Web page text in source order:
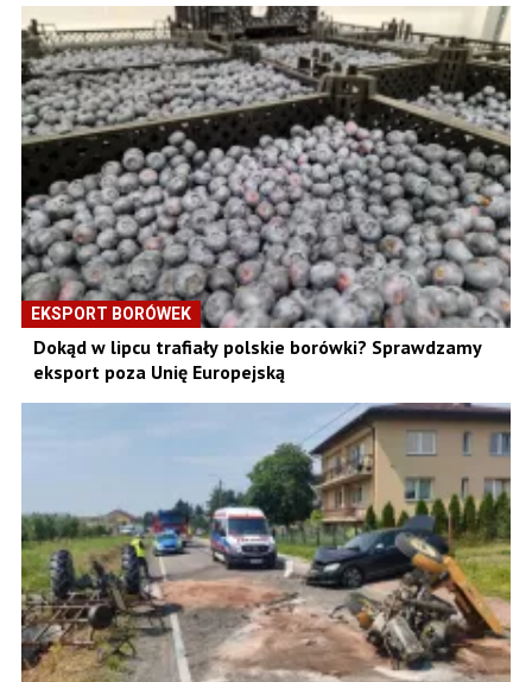
EKSPORT BORÓWEK
Dokąd w lipcu trafiały polskie borówki? Sprawdzamy
eksport poza Unię Europejską